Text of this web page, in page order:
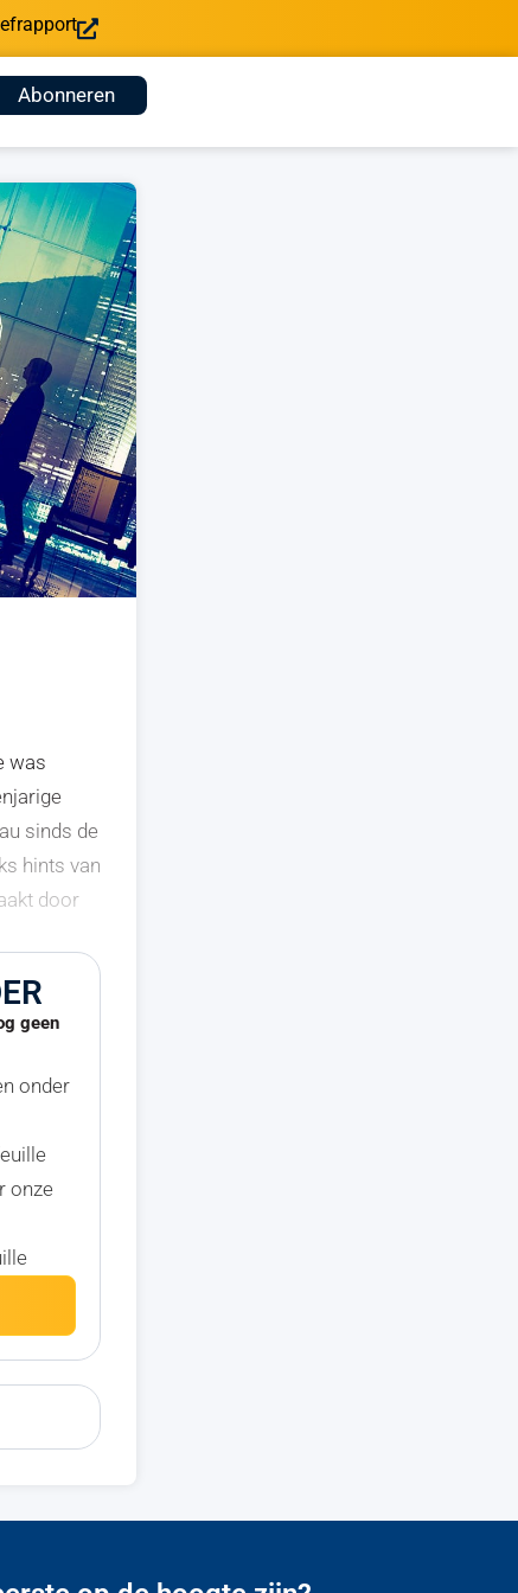
Abonneren
was
sinds de
hints van
door
geen
onder
onze